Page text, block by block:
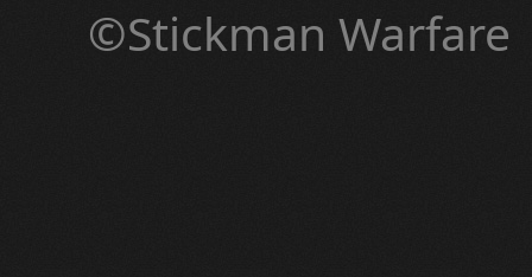
©Stickman Warfare